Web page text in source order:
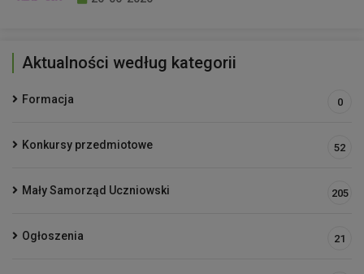
Aktualności według kategorii
Formacja 0
Konkursy przedmiotowe 52
Mały Samorząd Uczniowski 205
Ogłoszenia 21